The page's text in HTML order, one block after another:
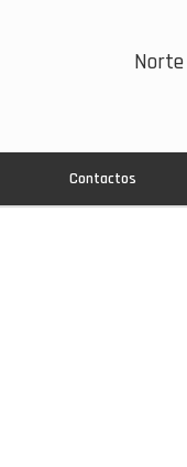
Norte
Contactos